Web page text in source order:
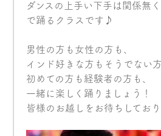
ダンスの上手い下手は関係無
で踊るクラスです♪
男性の方も女性の方も、
インド好きな方もそうでない方
初めての方も経験者の方も、
一緒に楽しく踊りましょう！
皆様のお越しをお待ちしてお